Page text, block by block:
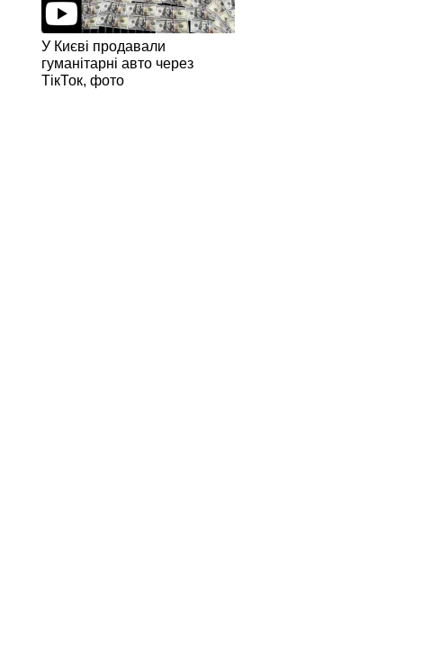
У Києві продавали
гуманітарні авто через
ТікТок, фото